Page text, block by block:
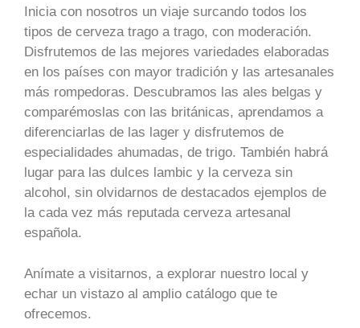
Inicia con nosotros un viaje surcando todos los
tipos de cerveza trago a trago, con moderación.
Disfrutemos de las mejores variedades elaboradas
en los países con mayor tradición y las artesanales
más rompedoras. Descubramos las ales belgas y
comparémoslas con las británicas, aprendamos a
diferenciarlas de las lager y disfrutemos de
especialidades ahumadas, de trigo. También habrá
lugar para las dulces lambic y la cerveza sin
alcohol, sin olvidarnos de destacados ejemplos de
la cada vez más reputada cerveza artesanal
española.
Anímate a visitarnos, a explorar nuestro local y
echar un vistazo al amplio catálogo que te
ofrecemos.